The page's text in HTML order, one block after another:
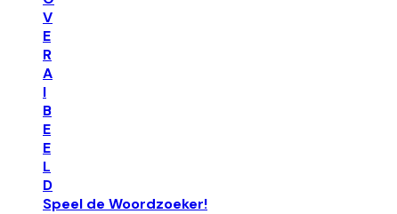
V
E
R
A
I
B
E
E
L
D
Speel de Woordzoeker!